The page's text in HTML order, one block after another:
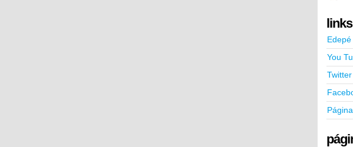
links
Edepé
You
Twitter